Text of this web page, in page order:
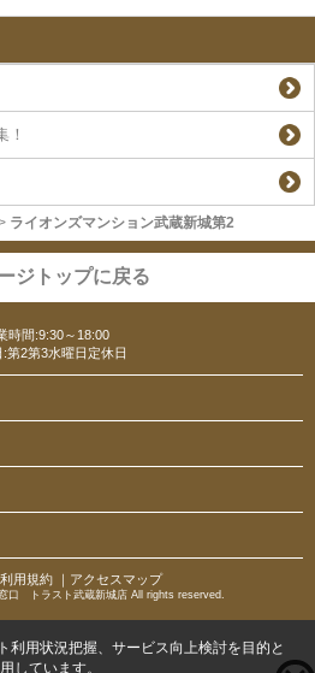
！
ライオンズマンション武蔵新城第2
ジトップに戻る
時間:9:30～18:00
:第2第3水曜日定休日
利用規約｜ アクセスマップ
口 トラスト武蔵新城店 All rights reserved.
利用状況把握、サービス向上検討を目的と
しています。